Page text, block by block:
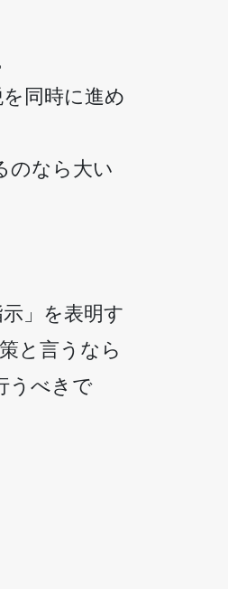
同時に進め
のなら大い
」を表明す
と言うなら
うべきで